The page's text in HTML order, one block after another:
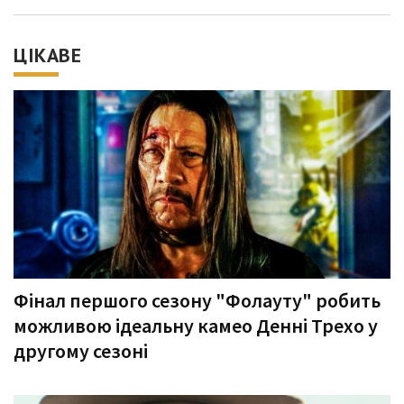
ЦІКАВЕ
Фінал першого сезону "Фолауту" робить
можливою ідеальну камео Денні Трехо у
другому сезоні